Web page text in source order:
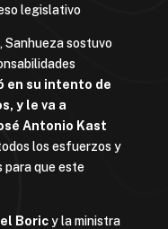
legislativo
Sanhueza sostuvo
en su intento de
y le va a
Antonio Kast
los esfuerzos y
para que este
Boricy la ministra